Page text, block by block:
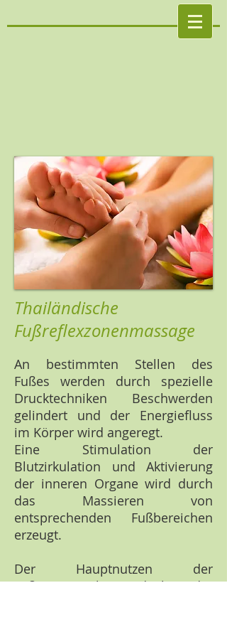
Thailändische
Fußreflexzonenmassage
An bestimmten Stellen des
Fußes werden durch spezielle
Drucktechniken Beschwerden
gelindert und der Energiefluss
im Körper wird angeregt.
Eine Stimulation der
Blutzirkulation und Aktivierung
der inneren Organe wird durch
das Massieren von
entsprechenden Fußbereichen
erzeugt.
Der Hauptnutzen der
Fußmassage liegt jedoch in der